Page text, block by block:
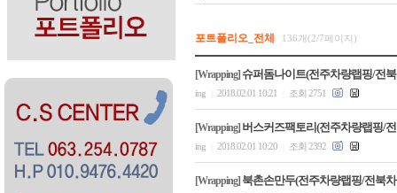
포트폴리오_전체 136개(2/7페이지)
[Wrapping] 슈퍼돔나이트(전주차량랩핑/전
ing 2018.02.01 10:21 조회 2751
[Wrapping] 버스커즈팩토리(전주차량랩핑/
ing 2018.02.01 10:20 조회 2392
[Wrapping] 북촌손만두(전주차량랩핑/전북